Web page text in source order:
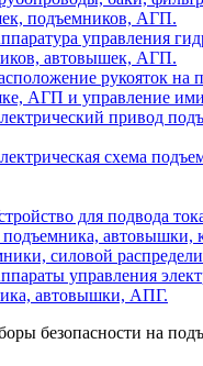
подъемников, АГП.
управления
автовышек, АГП.
рукояток на
АГП и управление
привод
схема
для подвода
автовышки,
силовой
управления
автовышки, АПГ.
безопасности на